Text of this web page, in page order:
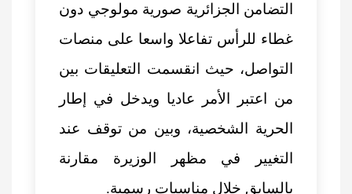
التضامن الجزائرية صورية مولوجي دون
غطاء للرأس تفاعلا واسعا على منصات
التواصل، حيث انقسمت التعليقات بين
من اعتبر الأمر عاديا ويدخل في إطار
الحرية الشخصية، وبين من توقف عند
التغيير في مظهر الوزيرة مقارنة
بالسابق خلال مناسبات رسمية.